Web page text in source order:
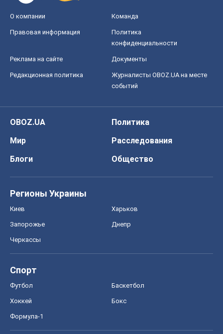
О компании Команда
Правовая информация
Политика
конфиденциальности
Реклама на сайте Документы
Редакционная политика
Журналисты OBOZ.UA на месте
событий
OBOZ.UA
Политика
Мир
Расследования
Блоги
Общество
Регионы Украины
Киев Харьков
Запорожье Днепр
Черкассы
Спорт
Футбол Баскетбол
Хоккей Бокс
Формула-1